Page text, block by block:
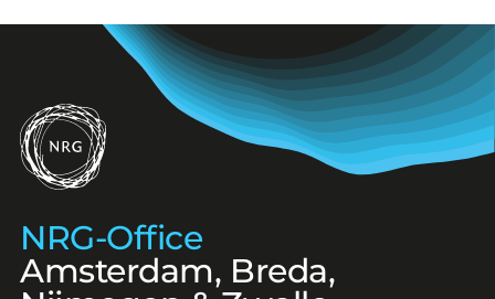
NRG-Office
Amsterdam, Breda,